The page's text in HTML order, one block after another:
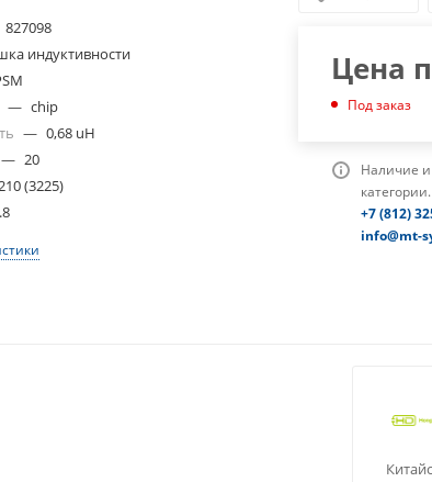
827098
индуктивности
— chip
— 0,68 uH
— 20
(3225)
Цена
Под заказ
Наличие
категории.
+7 (812)
info@mt-